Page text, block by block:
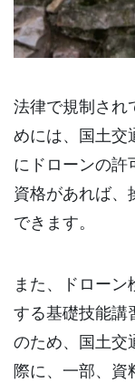
法律で規制され
めには、国土交
にドローンの
資格があれば
できます。
また、ドロー
する基礎技能講
のため、国土交
際に、一部、資